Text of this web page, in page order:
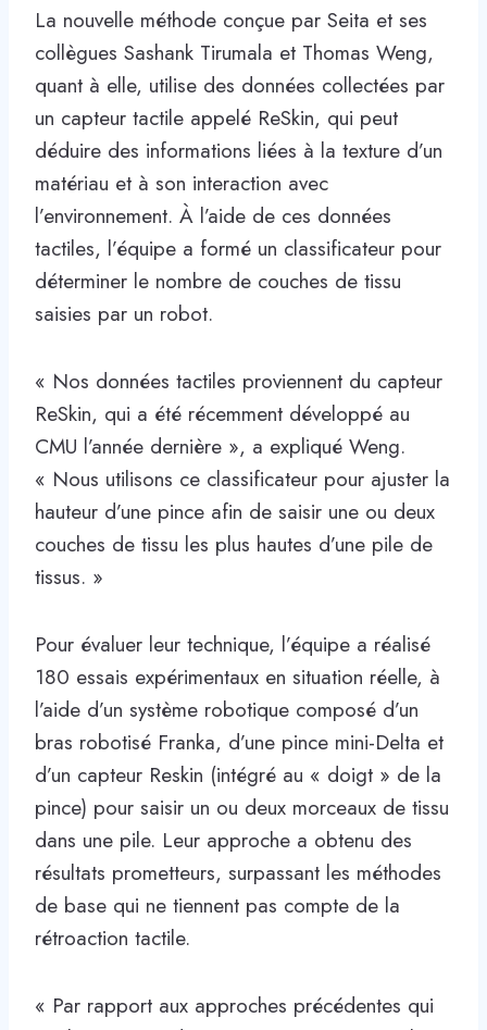
La nouvelle méthode conçue par Seita et ses
collègues Sashank Tirumala et Thomas Weng,
quant à elle, utilise des données collectées par
un capteur tactile appelé ReSkin, qui peut
déduire des informations liées à la texture d’un
matériau et à son interaction avec
l’environnement. À l’aide de ces données
tactiles, l’équipe a formé un classificateur pour
déterminer le nombre de couches de tissu
saisies par un robot.
« Nos données tactiles proviennent du capteur
ReSkin, qui a été récemment développé au
CMU l’année dernière », a expliqué Weng.
« Nous utilisons ce classificateur pour ajuster la
hauteur d’une pince afin de saisir une ou deux
couches de tissu les plus hautes d’une pile de
tissus. »
Pour évaluer leur technique, l’équipe a réalisé
180 essais expérimentaux en situation réelle, à
l’aide d’un système robotique composé d’un
bras robotisé Franka, d’une pince mini-Delta et
d’un capteur Reskin (intégré au « doigt » de la
pince) pour saisir un ou deux morceaux de tissu
dans une pile. Leur approche a obtenu des
résultats prometteurs, surpassant les méthodes
de base qui ne tiennent pas compte de la
rétroaction tactile.
« Par rapport aux approches précédentes qui